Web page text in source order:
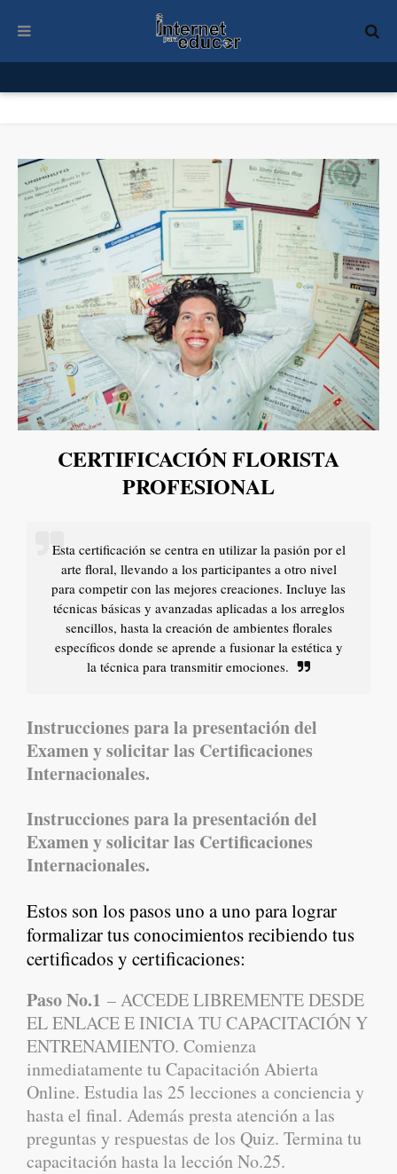
CERTIFICACIÓN FLORISTA
PROFESIONAL
Esta certificación se centra en utilizar la pasión por el
arte floral, llevando a los participantes a otro nivel
para competir con las mejores creaciones. Incluye las
técnicas básicas y avanzadas aplicadas a los arreglos
sencillos, hasta la creación de ambientes florales
específicos donde se aprende a fusionar la estética y
la técnica para transmitir emociones.
Instrucciones para la presentación del
Examen y solicitar las Certificaciones
Internacionales.
Instrucciones para la presentación del
Examen y solicitar las Certificaciones
Internacionales.
Estos son los pasos uno a uno para lograr
formalizar tus conocimientos recibiendo tus
certificados y certificaciones:
Paso No.1 – ACCEDE LIBREMENTE DESDE
EL ENLACE E INICIA TU CAPACITACIÓN Y
ENTRENAMIENTO. Comienza
inmediatamente tu Capacitación Abierta
Online. Estudia las 25 lecciones a conciencia y
hasta el final. Además presta atención a las
preguntas y respuestas de los Quiz. Termina tu
capacitación hasta la lección No.25.